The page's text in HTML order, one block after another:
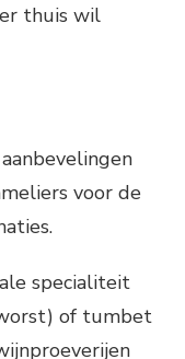
thuis wil
voor de
specialiteit
of tumbet